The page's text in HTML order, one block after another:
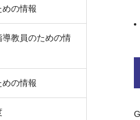
の情報
教員のための情
の情報